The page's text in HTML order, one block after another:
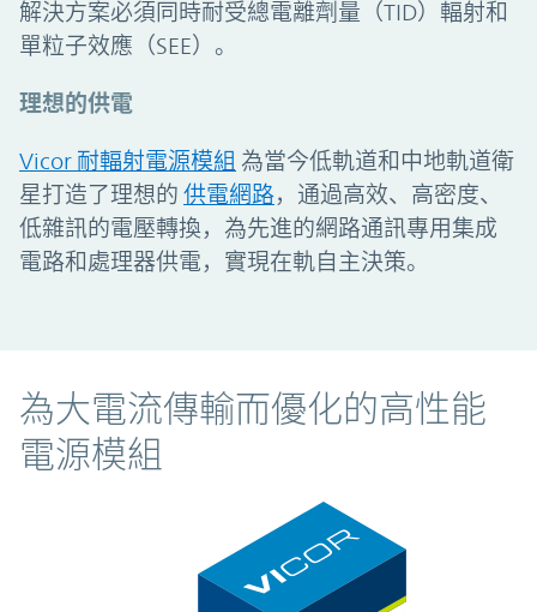
解決方案必須同時耐受總電離劑量（TID）輻射和
單粒子效應（SEE）。
理想的供電
Vicor 耐輻射電源模組 為當今低軌道和中地軌道衛
星打造了理想的 供電網路，通過高效、高密度、
低雜訊的電壓轉換，為先進的網路通訊專用集成
電路和處理器供電，實現在軌自主決策。
為大電流傳輸而優化的高性能
電源模組